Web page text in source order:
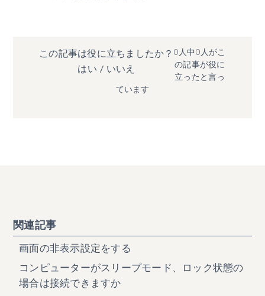
この記事は役に立ちましたか？
はい / いいえ
0人中0人がこ
の記事が役に
立ったと言っ
ています
関連記事
画面の非表示設定をする
コンピューターがスリープモード、ロック状態の
場合は接続できますか